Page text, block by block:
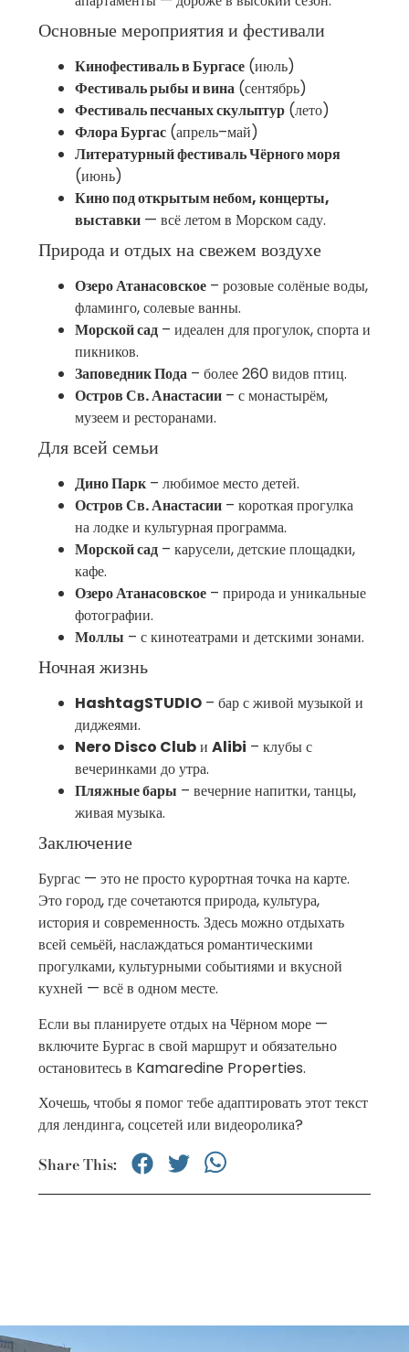
Основные мероприятия и фестивали
Кинофестиваль в Бургасе (июль)
Фестиваль рыбы и вина (сентябрь)
Фестиваль песчаных скульптур (лето)
Флора Бургас (апрель–май)
Литературный фестиваль Чёрного моря
(июнь)
Кино под открытым небом, концерты,
выставки — всё летом в Морском саду.
Природа и отдых на свежем воздухе
Озеро Атанасовское – розовые солёные воды,
фламинго, солевые ванны.
Морской сад – идеален для прогулок, спорта и
пикников.
Заповедник Пода – более 260 видов птиц.
Остров Св. Анастасии – с монастырём,
музеем и ресторанами.
Для всей семьи
Дино Парк – любимое место детей.
Остров Св. Анастасии – короткая прогулка
на лодке и культурная программа.
Морской сад – карусели, детские площадки,
кафе.
Озеро Атанасовское – природа и уникальные
фотографии.
Моллы – с кинотеатрами и детскими зонами.
Ночная жизнь
HashtagSTUDIO – бар с живой музыкой и
диджеями.
Nero Disco Clubи Alibi – клубы с
вечеринками до утра.
Пляжные бары – вечерние напитки, танцы,
живая музыка.
Заключение
Бургас — это не просто курортная точка на карте.
Это город, где сочетаются природа, культура,
история и современность. Здесь можно отдыхать
всей семьёй, наслаждаться романтическими
прогулками, культурными событиями и вкусной
кухней — всё в одном месте.
Если вы планируете отдых на Чёрном море —
включите Бургас в свой маршрут и обязательно
остановитесь в Kamaredine Properties.
Хочешь, чтобы я помог тебе адаптировать этот текст
для лендинга, соцсетей или видеоролика?
Share This: